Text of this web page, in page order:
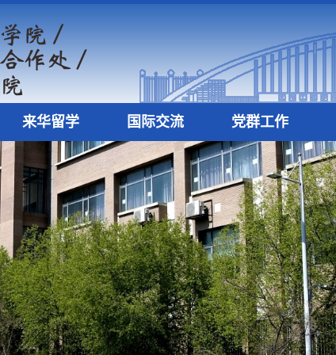
来华留学 国际交流 党群工作